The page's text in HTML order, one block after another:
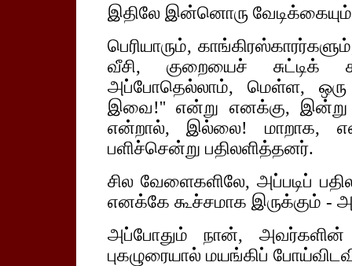
இதிலே இன்னொரு வேடிக்கையும்
பெரியாரும்,
வீசி, குறையைச் சுட்டிக்
அப்போதெல்லாம், மெள்ள,
இவை!'' என்று எனக்கு, இன்று
என்றால், இல்லை! மாறாக,
பளிச்சென்று பதிலளித்தனர்.
சில வேளைகளிலே, அப்படிப்
எனக்கே கூச்சமாக இருக்கும் -
அப்போதும் நான், அவர்களின்
புகழுரையால் மயங்கிப்